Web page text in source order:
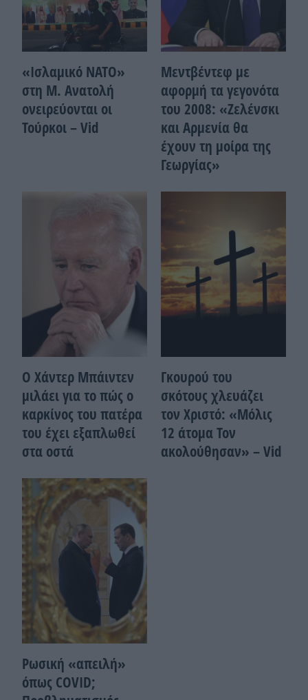
«Ισλαμικό ΝΑΤΟ»
στη Μ. Ανατολή
ονειρεύονται οι
Τούρκοι – Vid
Μεντβέντεφ με
αφορμή τα γεγονότα
του 2008: «Ζελένσκι
και Αρμενία θα
έχουν τη μοίρα της
Γεωργίας»
Ο Χάντερ Μπάιντεν
μιλάει για το πώς ο
καρκίνος του πατέρα
του έχει εξαπλωθεί
στα οστά
Γκουρού του
σκότους χλευάζει
τον Χριστό: «Μόλις
12 άτομα Τον
ακολούθησαν» – Vid
Ρωσική «απειλή»
όπως COVID;